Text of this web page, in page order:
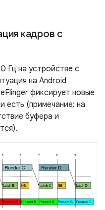
кадров с
Гц на устройстве с
на Android
фиксирует новые
есть (примечание: на
буфера и